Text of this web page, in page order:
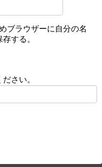
ブラウザーに自分の名
する。
さい。